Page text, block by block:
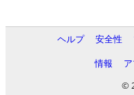
ヘルプ 安全性
情報
©